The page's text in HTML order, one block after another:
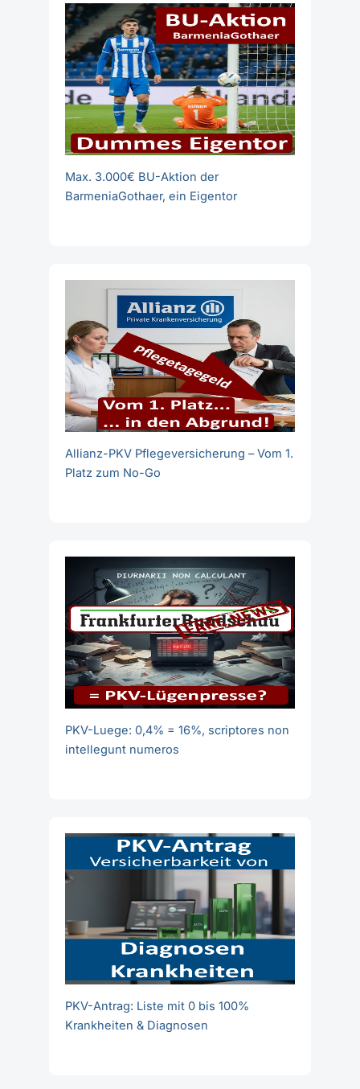
Max. 3.000€ BU-Aktion der
BarmeniaGothaer, ein Eigentor
Allianz-PKV Pflegeversicherung – Vom 1.
Platz zum No-Go
PKV-Luege: 0,4% = 16%, scriptores non
intellegunt numeros
PKV-Antrag: Liste mit 0 bis 100%
Krankheiten & Diagnosen